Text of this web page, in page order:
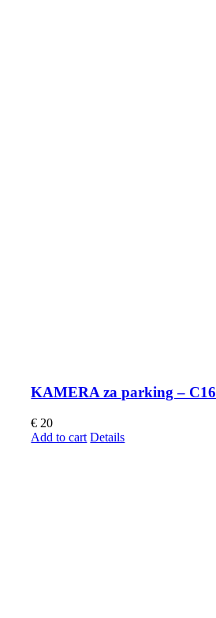
KAMERA za parking – C16
€ 20
Add to cart Details